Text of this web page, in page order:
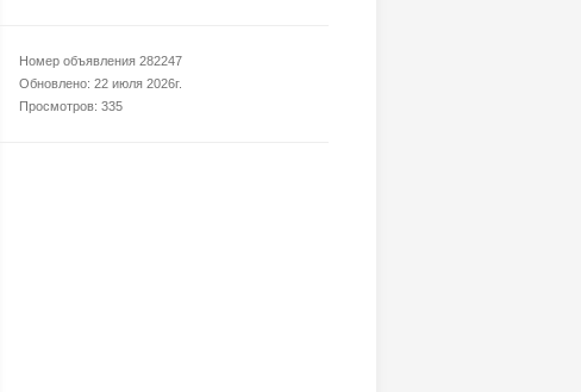
Номер объявления 282247
Обновлено: 22 июля 2026г.
Просмотров: 335